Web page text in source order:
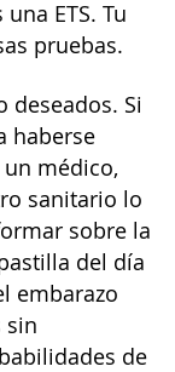
ETS. Tu
pruebas.
deseados. Si
haberse
médico,
sanitario lo
sobre la
del día
embarazo
sin
de